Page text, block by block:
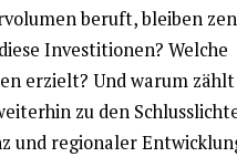
beruft, bleiben
Investitionen? Welche
erzielt? Und warum
zu den
und regionaler